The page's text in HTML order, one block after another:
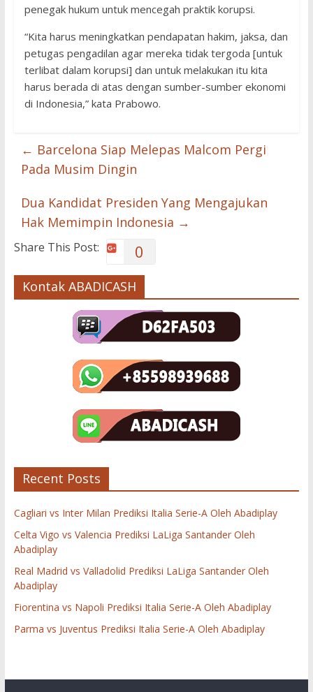
penegak hukum untuk mencegah praktik korupsi.
“Kita harus meningkatkan pendapatan hakim, jaksa, dan
petugas pengadilan agar mereka tidak tergoda [untuk
terlibat dalam korupsi] dan untuk melakukan itu kita
harus berada di atas dengan sumber-sumber ekonomi
di Indonesia,” kata Prabowo.
← Barcelona Siap Melepas Malcom Pergi
Pada Musim Dingin
Dua Kandidat Presiden Yang Mengajukan
Hak Memimpin Indonesia →
Share This Post: 0
Kontak ABADICASH
Recent Posts
Cagliari vs Inter Milan Prediksi Italia Serie-A Oleh Abadiplay
Celta Vigo vs Valencia Prediksi LaLiga Santander Oleh
Abadiplay
Real Madrid vs Valladolid Prediksi LaLiga Santander Oleh
Abadiplay
Fiorentina vs Napoli Prediksi Italia Serie-A Oleh Abadiplay
Parma vs Juventus Prediksi Italia Serie-A Oleh Abadiplay